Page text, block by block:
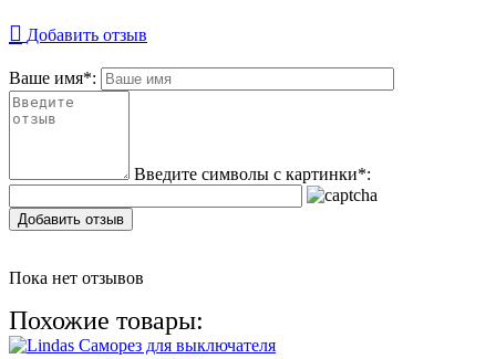
Добавить отзыв
Ваше имя*:
Введите символы с картинки*:
Добавить отзыв
Пока нет отзывов
Похожие товары: